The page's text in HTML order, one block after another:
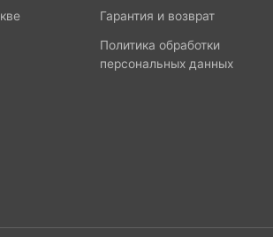
Гарантия и возврат
Политика обработки
персональных данных